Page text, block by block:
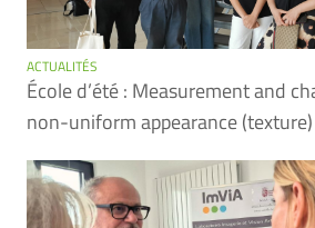
ACTUALITÉS
École d’été : Measurement and
non-uniform appearance